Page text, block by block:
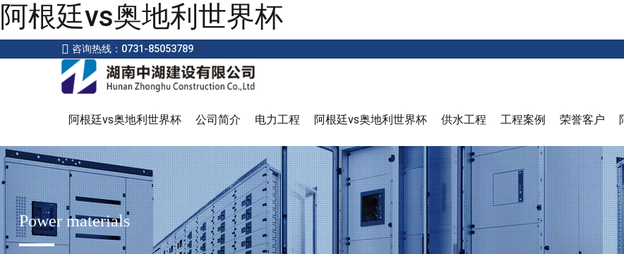
阿根廷vs奥地利世界杯
咨询热线：0731-85053789
阿根廷vs奥地利世界杯 公司简介 电力工程 阿根廷vs奥地利世界杯 供水工程 工程案例 荣誉客户
Power materials